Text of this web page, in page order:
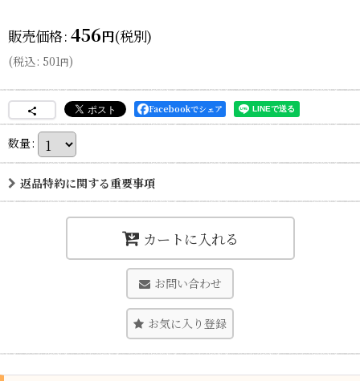
販売価格: 456円(税別)
(税込: 501円)
Facebookでシェア
数量:
返品特約に関する重要事項
カートに入れる
お問い合わせ
お気に入り登録